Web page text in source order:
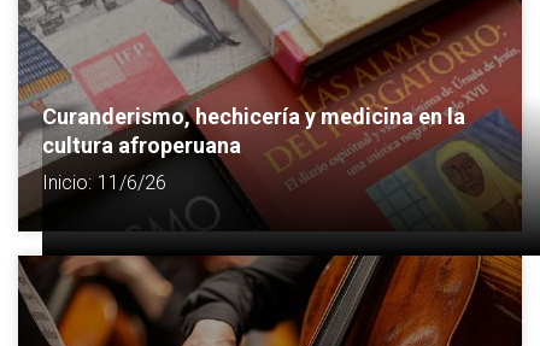
Curanderismo, hechicería y medicina en la
cultura afroperuana
Inicio: 11/6/26